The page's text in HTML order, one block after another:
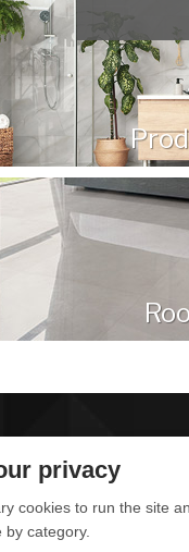
privacy
cookies to run the site
category.